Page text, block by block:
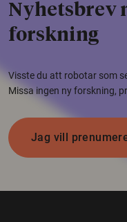
Nyhetsbrev
forskning
Visste du att robotar som
Missa ingen ny forskning,
Jag vill